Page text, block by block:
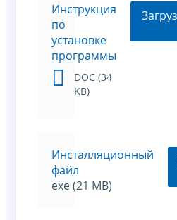
Инструкция
по
установке
программы
DOC (34
KB)
Инсталляционный
файл
exe (21 MB)